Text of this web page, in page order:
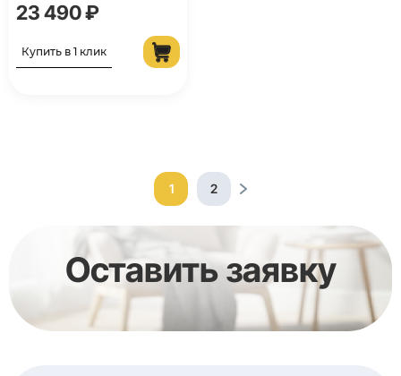
23 490 ₽
Купить в 1 клик
1 2
Оставить заявку